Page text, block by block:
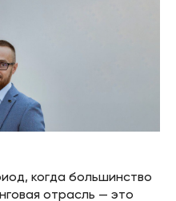
когда большинство
отрасль — это